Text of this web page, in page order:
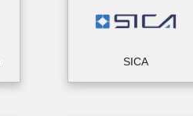
SICA